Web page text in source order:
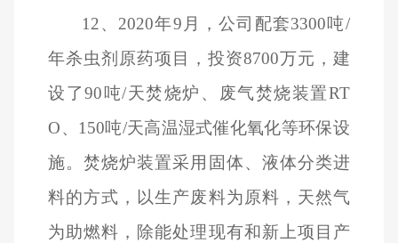
12、2020年9月，公司配套3300吨/
年杀虫剂原药项目，投资8700万元，建
设了90吨/天焚烧炉、废气焚烧装置RT
O、150吨/天高温湿式催化氧化等环保设
施。焚烧炉装置采用固体、液体分类进
料的方式，以生产废料为原料，天然气
为助燃料，除能处理现有和新上项目产